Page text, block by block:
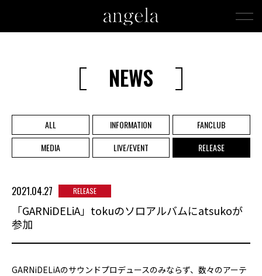
NEWS
ALL INFORMATION
FANCLUB
MEDIA
LIVE/EVENT RELEASE
2021.04.27 RELEASE
「GARNiDELiA」tokuのソロアルバムにatsukoが
参加
GARNiDELiAのサウンドプロデュースのみならず、数々のアーテ